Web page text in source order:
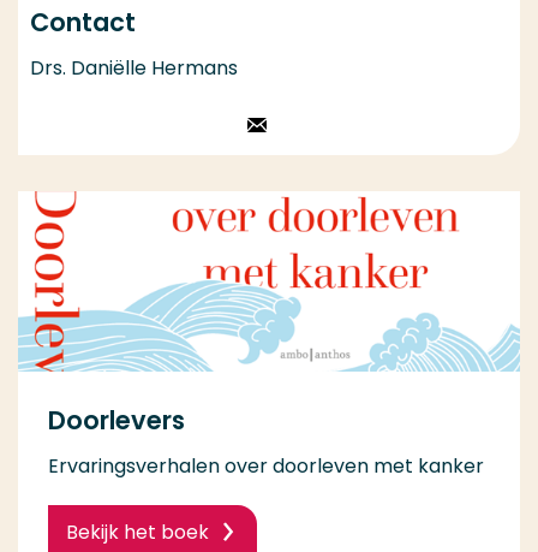
Contact
Drs. Daniëlle Hermans
Doorlevers
Ervaringsverhalen over doorleven met kanker
Bekijk het boek